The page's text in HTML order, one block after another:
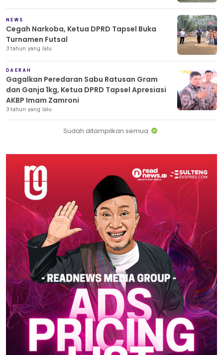
NEWS
Cegah Narkoba, Ketua DPRD Tapsel Buka
Turnamen Futsal
3 tahun yang lalu
DAERAH
Gagalkan Peredaran Sabu Ratusan Gram
dan Ganja 1kg, Ketua DPRD Tapsel Apresiasi
AKBP Imam Zamroni
3 tahun yang lalu
Sudah ditampilkan semua